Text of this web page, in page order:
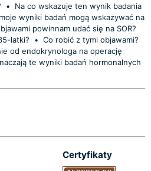
•
Na co wskazuje ten wynik badania
wyniki badań mogą wskazywać na
powinnam udać się na SOR?
latki? • Co robić z tymi objawami?
od endokrynologa na operację
te wyniki badań hormonalnych
Certyfikaty